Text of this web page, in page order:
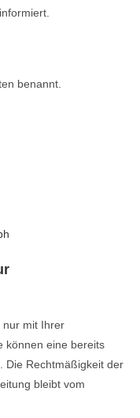
benannt.
nur mit Ihrer
können eine bereits
Die Rechtmäßigkeit der
bleibt vom